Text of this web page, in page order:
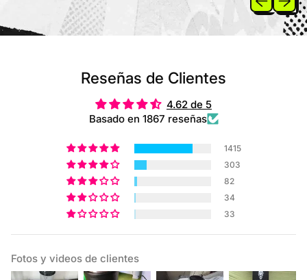
Reseñas de Clientes
4.62 de 5
Basado en 1867 reseñas
1415
303
82
34
33
Fotos y videos de clientes